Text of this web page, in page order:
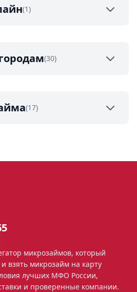
(1)
(30)
(17)
микрозаймов, который
взять микрозайм на карту
лучших МФО России,
и проверенные компании.